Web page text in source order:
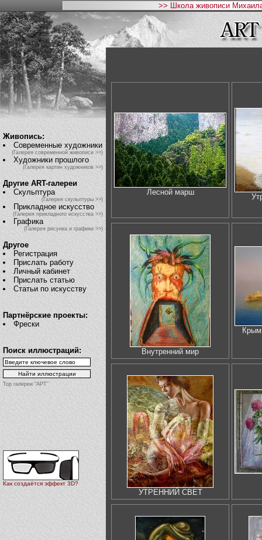
>> Школа живописи
Живопись:
Современные художники
(Галерея современной живописи >>)
Художники прошлого
(Галерея картин художников >>)
Другие ART-галереи
Скульптура
(Галерея скульптуры >>)
Прикладное искусство
(Галерея прикладного искусства >>)
Графика
(Галерея рисунка и графики >>)
Другое
Регистрация
Прислать работу
Личный кабинет
Прислать статью
Статьи по искусству
Партнёрские проекты:
Фрески
Поиск иллюстраций:
Top галереи "АРТ"
Как создаётся эффект 3D?
Лесной марш
Внутренний мир
УТРЕННИЙ СВЕТ